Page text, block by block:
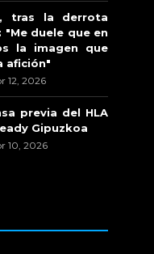
tras la derrota
duele que en
la imagen que
afición"
12, 2026
previa del HLA
Gipuzkoa
10, 2026